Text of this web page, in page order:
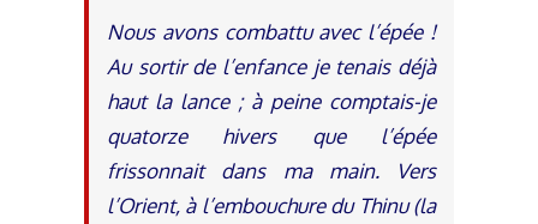
Nous avons combattu avec l’épée !
Au sortir de l’enfance je tenais déjà
haut la lance ; à peine comptais-je
quatorze hivers que l’épée
frissonnait dans ma main. Vers
l’Orient, à l’embouchure du Thinu (la